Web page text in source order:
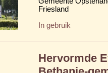
Friesland
In gebruik
Hervormde